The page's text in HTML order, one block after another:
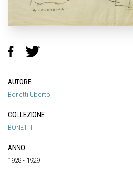
AUTORE
Bonetti Uberto
COLLEZIONE
BONETTI
ANNO
1928 - 1929